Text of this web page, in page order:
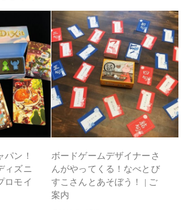
パン！
ィズニ
ロモイ
ボードゲームデザイナーさ
んがやってくる！なべとび
すこさんとあそぼう！ | ご
案内